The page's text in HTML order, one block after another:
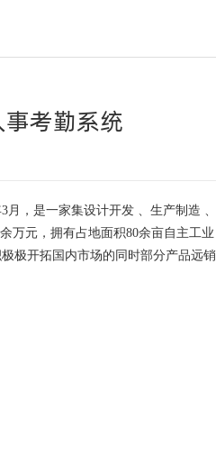
考勤系统
，是一家集设计开发 、生产制造 、
万元，拥有占地面积80余亩自主工业
极开拓国内市场的同时部分产品远销